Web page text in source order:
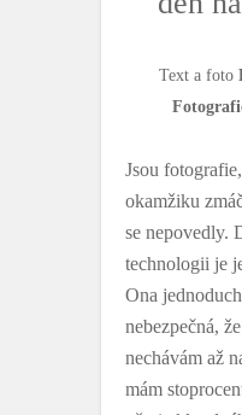
Text a foto
Jsou
okamžiku
se nepovedly.
technologii je
Ona
nebezpečná,
nechávám až
mám